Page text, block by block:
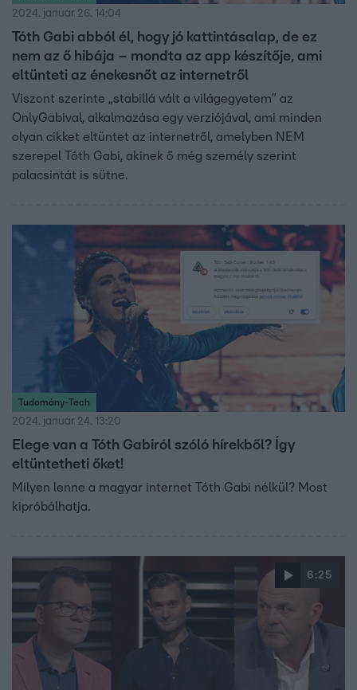
2024. január 26. 14:04
Tóth Gabi abból él, hogy jó kattintásalap, de ez
nem az ő hibája – mondta az app készítője, ami
eltünteti az énekesnőt az internetről
Viszont szerinte „stabillá vált a világegyetem” az
OnlyGabival, alkalmazása egy verziójával, ami minden
olyan cikket eltüntet az internetről, amelyben NEM
szerepel Tóth Gabi, akinek ő még személy szerint
palacsintát is sütne.
Tudomány-Tech
2024. január 24. 13:20
Elege van a Tóth Gabiról szóló hírekből? Így
eltüntetheti őket!
Milyen lenne a magyar internet Tóth Gabi nélkül? Most
kipróbálhatja.
6:25